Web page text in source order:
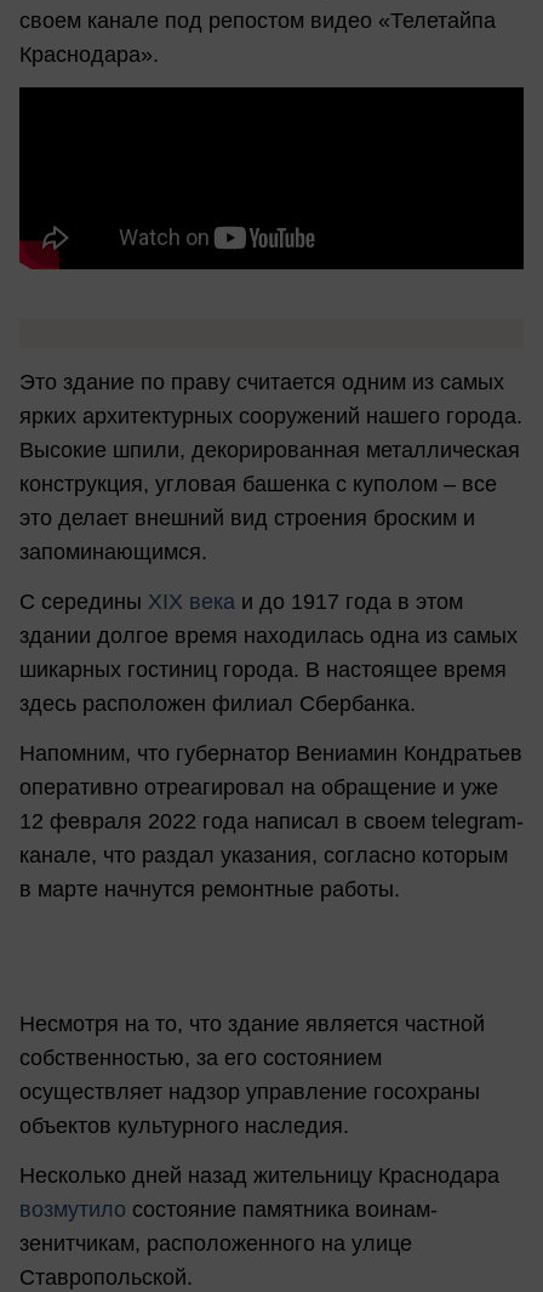
своем канале под репостом видео «Телетайпа
Краснодара».
Это здание по праву считается одним из самых
ярких архитектурных сооружений нашего города.
Высокие шпили, декорированная металлическая
конструкция, угловая башенка с куполом – все
это делает внешний вид строения броским и
запоминающимся.
С cередины XIX века и до 1917 года в этом
здании долгое время находилась одна из самых
шикарных гостиниц города. В настоящее время
здесь расположен филиал Сбербанка.
Напомним, что губернатор Вениамин Кондратьев
оперативно отреагировал на обращение и уже
12 февраля 2022 года написал в своем telegram-
канале, что раздал указания, согласно которым
в марте начнутся ремонтные работы.
Несмотря на то, что здание является частной
собственностью, за его состоянием
осуществляет надзор управление госохраны
объектов культурного наследия.
Несколько дней назад жительницу Краснодара
возмутило состояние памятника воинам-
зенитчикам, расположенного на улице
Ставропольской.